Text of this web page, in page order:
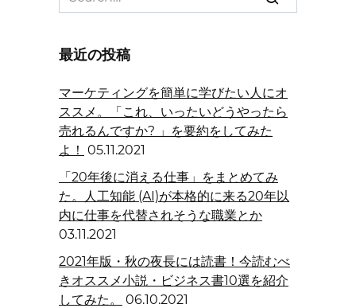
for:
最近の投稿
マーケティングを簡単に学びたい人にオ
ススメ。「これ、いったいどうやったら
売れるんですか? 」を要約をしてみた
よ！ 05.11.2021
「20年後に消える仕事」をまとめてみ
た。人工知能 (AI)が本格的に来る20年以
内に仕事を代替されそうな職業とか
03.11.2021
2021年版・秋の夜長には読書！今読むべ
きオススメ小説・ビジネス書10選を紹介
してみた。
06.10.2021